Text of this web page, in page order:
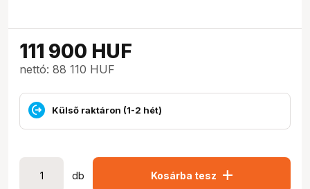
111 900 HUF
nettó: 88 110 HUF
Külső raktáron (1-2 hét)
db Kosárba tesz add